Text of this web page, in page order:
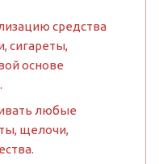
средства
сигареты,
основе
любые
щелочи,